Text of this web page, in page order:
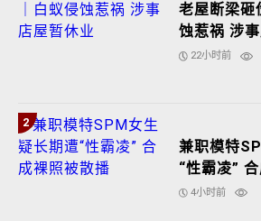
老屋断梁砸
蚀惹祸 涉
22小时前
2
兼职模特
“性霸凌”
4小时前